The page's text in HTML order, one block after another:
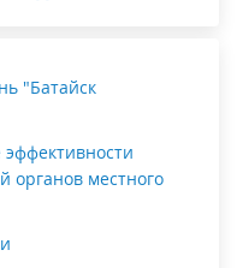
"Батайск
органов местного